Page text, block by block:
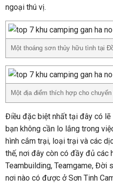
ngoại thú vị.
Một thoáng sơn thủy hữu tình tại
Một địa điểm thích hợp cho
Điều đặc biệt nhất tại đây có lẽ
bạn không cần lo lắng trong
hình cắm trại, loại trại và các
thế, nơi đây còn có đầy đủ các
Teambuilding, Teamgame, Đời
nơi nào có được ở Sơn Tinh